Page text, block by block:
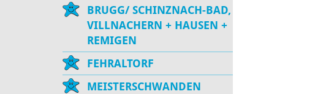
BRUGG/ SCHINZNACH-BAD,
VILLNACHERN + HAUSEN +
REMIGEN
FEHRALTORF
MEISTERSCHWANDEN